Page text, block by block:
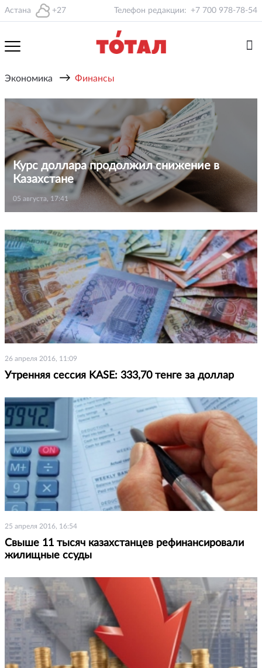
Астана +27 Телефон редакции: +7 700 978-78-54
Экономика → Финансы
Курс доллара продолжил снижение в
Казахстане
05 августа, 17:41
26 апреля 2016, 11:09
Утренняя сессия KASE: 333,70 тенге за доллар
25 апреля 2016, 16:54
Свыше 11 тысяч казахстанцев рефинансировали
жилищные ссуды